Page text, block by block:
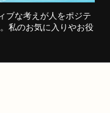
ブな考えが人をポジテ
私のお気に入りやお役